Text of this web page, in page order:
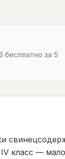
бесплатно за 5
класс —